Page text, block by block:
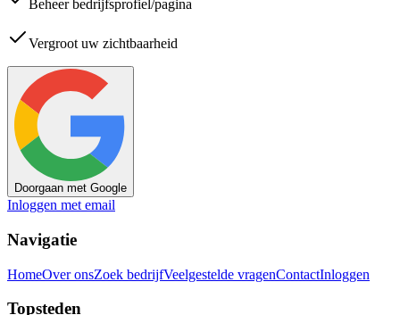
Beheer bedrijfsprofiel/pagina
Vergroot uw zichtbaarheid
Doorgaan met Google
Inloggen met email
Navigatie
HomeOver onsZoek bedrijfVeelgestelde vragenContactInloggen
Topsteden